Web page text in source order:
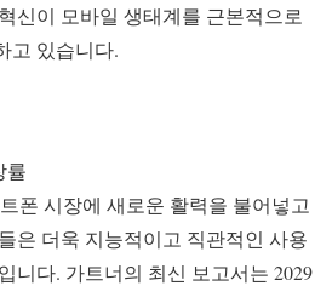
신이 모바일 생태계를 근본적으로
고 있습니다.
률
폰 시장에 새로운 활력을 불어넣고
은 더욱 지능적이고 직관적인 사용
니다. 가트너의 최신 보고서는 2029